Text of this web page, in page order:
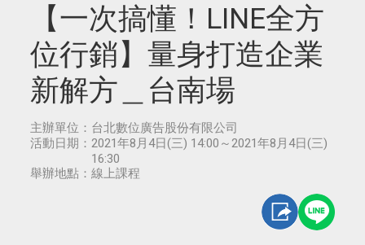
【一次搞懂！LINE全方
位行銷】量身打造企業
新解方＿台南場
主辦單位： 台北數位廣告股份有限公司
活動日期： 2021年8月4日(三) 14:00～2021年8月4日(三)
16:30
舉辦地點： 線上課程